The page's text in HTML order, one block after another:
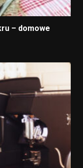
– domowe